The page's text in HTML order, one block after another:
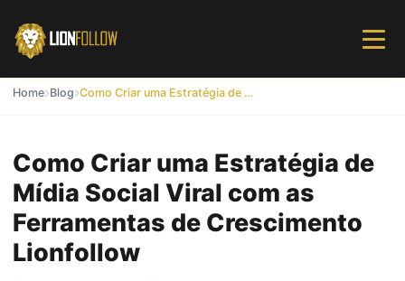
Home Blog Como Criar uma Estratégia de Mídia Social Viral com as Ferramentas de Crescimento Lionfollow
Como Criar uma Estratégia de
Mídia Social Viral com as
Ferramentas de Crescimento
Lionfollow